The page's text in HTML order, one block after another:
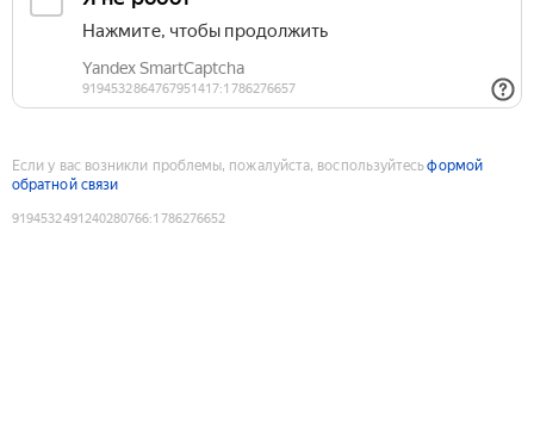
Если у вас возникли проблемы, пожалуйста, воспользуйтесьформой
обратной связи
9194532491240280766:1786276652